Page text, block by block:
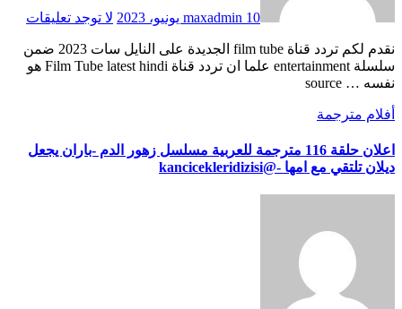
maxadmin 10 يونيو، 2023 لا توجد تعليقات
نقدم لكم تردد قناة film tube الجديدة على النايل سات 2023 ضمن
سلسلة entertainment علما ان تردد قناة Film Tube latest hindi هو
نفسه … source
أفلام مترجمة
اعلان حلقة 116 مترجمة للعربية مسلسل زهور الدم -باران يجعل
ديلان تلتقي مع امها -@kancicekleridizisi